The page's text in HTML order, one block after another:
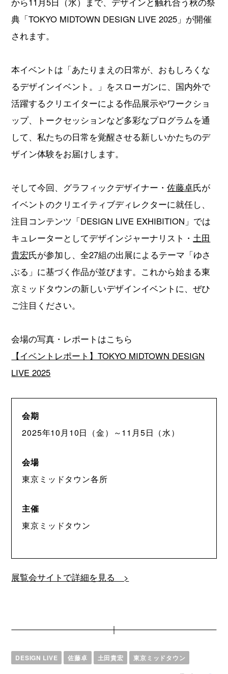
典「TOKYO MIDTOWN DESIGN LIVE 2025」が開催
されます。
本イベントは「あたりまえの日常が、おもしろくな
るデザインイベント。」をスローガンに、国内外で
活躍するクリエイターによる作品展示やワークショ
ップ、トークセッションなど多彩なプログラムを通
して、私たちの日常を覚醒させる新しいかたちのデ
ザイン体験をお届けします。
そして今回、グラフィックデザイナー・佐藤卓氏が
イベントのクリエイティブディレクターに就任し、
注目コンテンツ「DESIGN LIVE EXHIBITION」では
キュレーターとしてデザインジャーナリスト・土田
貴宏氏が参加し、全27組の出展によるテーマ「ゆさ
ぶる」に基づく作品が並びます。これから始まる東
京ミッドタウンの新しいデザインイベントに、ぜひ
ご注目ください。
会場の写真・レポートはこちら
【イベントレポート】TOKYO MIDTOWN DESIGN
LIVE 2025
会期
2025年10月10日（金）～11月5日（水）
会場
東京ミッドタウン各所
主催
東京ミッドタウン
展覧会サイトで詳細を見る >
DESIGN LIVE 佐藤卓 土田貴宏 東京ミッドタウン